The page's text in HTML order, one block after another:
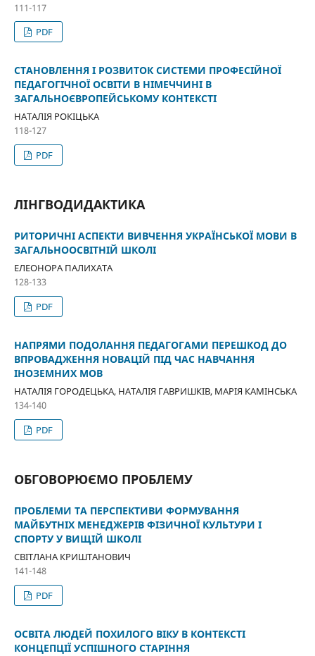
111-117
PDF
СТАНОВЛЕННЯ І РОЗВИТОК СИСТЕМИ ПРОФЕСІЙНОЇ
ПЕДАГОГІЧНОЇ ОСВІТИ В НІМЕЧЧИНІ В
ЗАГАЛЬНОЄВРОПЕЙСЬКОМУ КОНТЕКСТІ
НАТАЛІЯ РОКІЦЬКА
118-127
PDF
ЛІНГВОДИДАКТИКА
РИТОРИЧНІ АСПЕКТИ ВИВЧЕННЯ УКРАЇНСЬКОЇ МОВИ В
ЗАГАЛЬНООСВІТНІЙ ШКОЛІ
ЕЛЕОНОРА ПАЛИХАТА
128-133
PDF
НАПРЯМИ ПОДОЛАННЯ ПЕДАГОГАМИ ПЕРЕШКОД ДО
ВПРОВАДЖЕННЯ НОВАЦІЙ ПІД ЧАС НАВЧАННЯ
ІНОЗЕМНИХ МОВ
НАТАЛІЯ ГОРОДЕЦЬКА, НАТАЛІЯ ГАВРИШКІВ, МАРІЯ КАМІНСЬКА
134-140
PDF
ОБГОВОРЮЄМО ПРОБЛЕМУ
ПРОБЛЕМИ ТА ПЕРСПЕКТИВИ ФОРМУВАННЯ
МАЙБУТНІХ МЕНЕДЖЕРІВ ФІЗИЧНОЇ КУЛЬТУРИ І
СПОРТУ У ВИЩІЙ ШКОЛІ
СВІТЛАНА КРИШТАНОВИЧ
141-148
PDF
ОСВІТА ЛЮДЕЙ ПОХИЛОГО ВІКУ В КОНТЕКСТІ
КОНЦЕПЦІЇ УСПІШНОГО СТАРІННЯ